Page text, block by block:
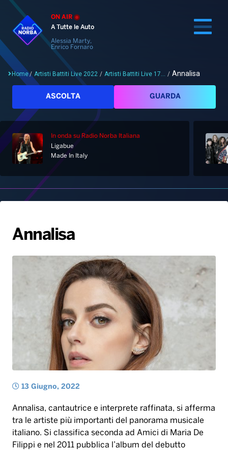
ON AIR
A Tutte le Auto
Alessia Marty,
Enrico Fornaro
Cerca
Home
Palinsesto
Giochi&Concorsi
PALATOUR
Notizie
Locali
Musica e Spettacolo
Sport
Radio Norba Consiglia
Leggerissime
Playlist
Generale
Novità
Notiziario
Interviste
Oroscopo
Speciale Astrabilia 2026
Gallery
Radio Norba News TV
Voce al Bari
Battiti Live 2026
Gallery
Home/ Artisti Battiti Live 2022 / Artisti Battiti Live 17... / Annalisa
ASCOLTA GUARDA
In onda su Radio Norba Italiana
Ligabue
Made In Italy
Annalisa
13 Giugno, 2022
Annalisa, cantautrice e interprete raffinata, si afferma
tra le artiste più importanti del panorama musicale
italiano. Si classifica seconda ad Amici di Maria De
Filippi e nel 2011 pubblica l’album del debutto